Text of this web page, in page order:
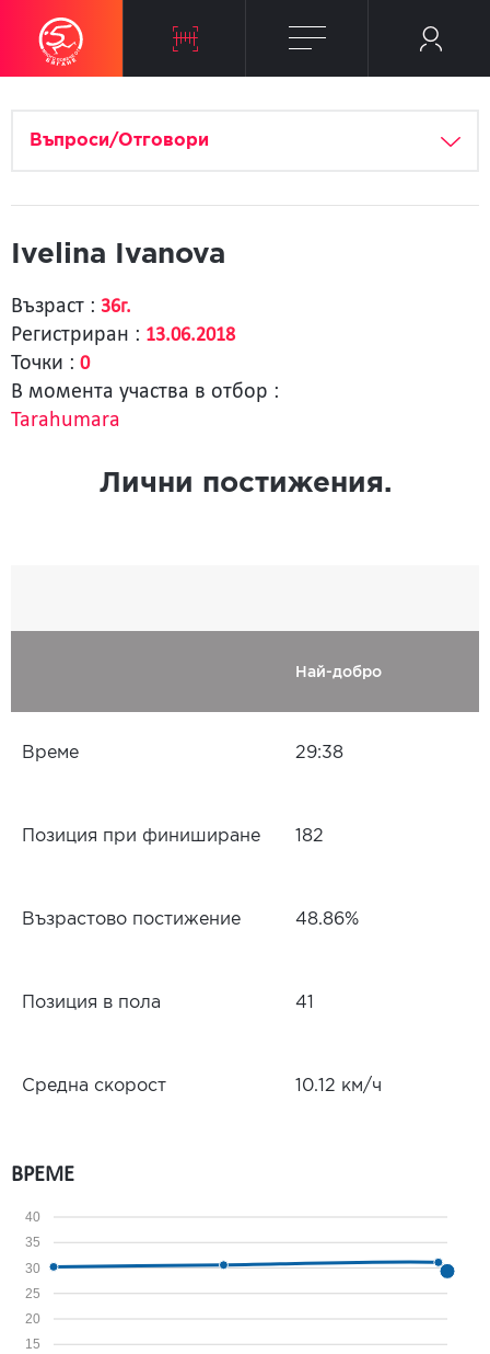
Въпроси/Отговори
Ivelina Ivanova
Възраст : 36г.
Регистриран : 13.06.2018
Точки : 0
В момента участва в отбор :
Tarahumara
Лични постижения.
Най-добро
Време 29:38
Позиция при финиширане 182
Възрастово постижение 48.86%
Позиция в пола 41
Средна скорост 10.12 км/ч
ВРЕМЕ
15
20
25
30
35
40